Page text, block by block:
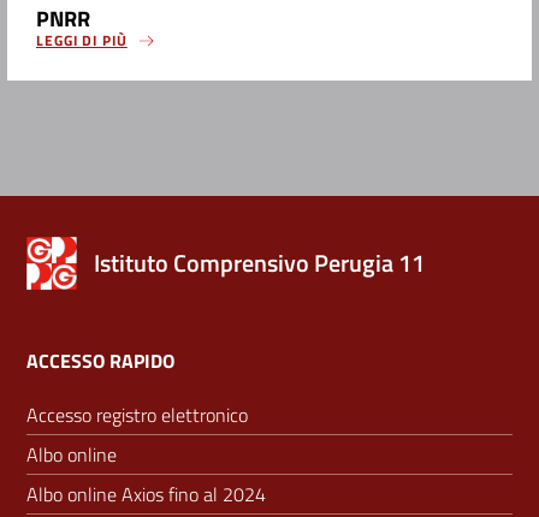
PNRR
LEGGI DI PIÙ
Istituto Comprensivo Perugia 11
ACCESSO RAPIDO
Accesso registro elettronico
Albo online
Albo online Axios fino al 2024